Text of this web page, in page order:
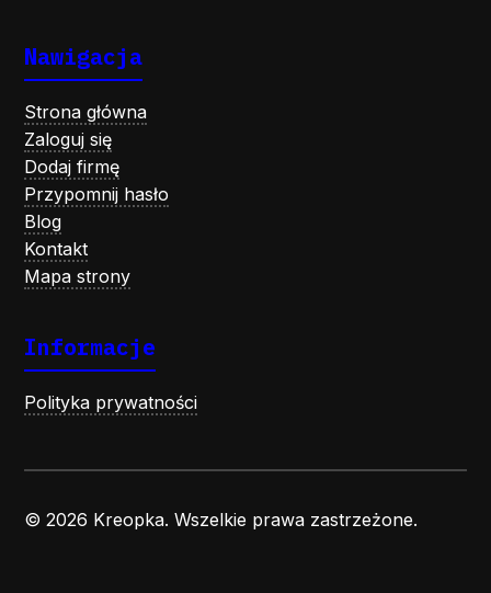
Nawigacja
Strona główna
Zaloguj się
Dodaj firmę
Przypomnij hasło
Blog
Kontakt
Mapa strony
Informacje
Polityka prywatności
© 2026 Kreopka. Wszelkie prawa zastrzeżone.